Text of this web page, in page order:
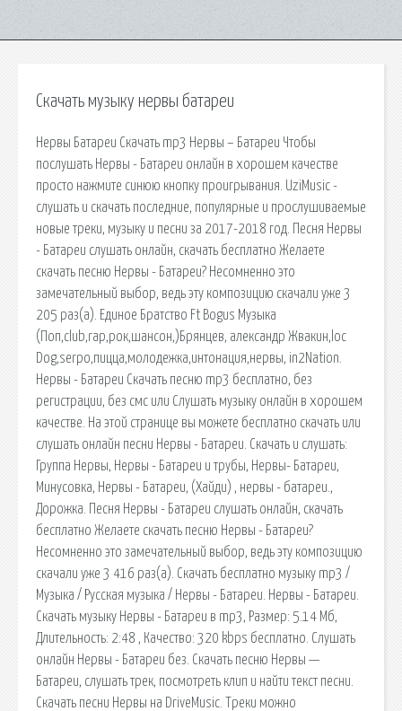
Скачать музыку нервы батареи
Нервы Батареи Скачать mp3 Нервы – Батареи Чтобы
послушать Нервы - Батареи онлайн в хорошем качестве
просто нажмите синюю кнопку проигрывания. UziMusic -
слушать и скачать последние, популярные и прослушиваемые
новые треки, музыку и песни за 2017-2018 год. Песня Нервы
- Батареи слушать онлайн, скачать бесплатно Желаете
скачать песню Нервы - Батареи? Несомненно это
замечательный выбор, ведь эту композицию скачали уже 3
205 раз(а). Единое Братство Ft Bogus Музыка
(Поп,club,rap,рок,шансон,)Брянцев, александр Жвакин,loc
Dog,serpo,пицца,молодежка,интонация,нервы, in2Nation.
Нервы - Батареи Скачать песню mp3 бесплатно, без
регистрации, без смс или Слушать музыку онлайн в хорошем
качестве. На этой странице вы можете бесплатно скачать или
слушать онлайн песни Нервы - Батареи. Скачать и слушать:
Группа Нервы, Нервы - Батареи и трубы, Нервы- Батареи,
Минусовка, Нервы - Батареи, (Хайди) , нервы - батареи.,
Дорожка. Песня Нервы - Батареи слушать онлайн, скачать
бесплатно Желаете скачать песню Нервы - Батареи?
Несомненно это замечательный выбор, ведь эту композицию
скачали уже 3 416 раз(а). Скачать бесплатно музыку mp3 /
Музыка / Русская музыка / Нервы - Батареи. Нервы - Батареи.
Скачать музыку Нервы - Батареи в mp3, Размер: 5.14 Мб,
Длительность: 2:48 , Качество: 320 kbps бесплатно. Слушать
онлайн Нервы - Батареи без. Скачать песню Нервы —
Батареи, слушать трек, посмотреть клип и найти текст песни.
Скачать песни Нервы на DriveMusic. Треки можно